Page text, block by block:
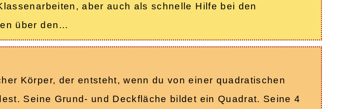
aber auch als schnelle Hilfe bei den
über den…
Körper, der entsteht, wenn du von einer quadratischen
Seine Grund- und Deckfläche bildet ein Quadrat. Seine 4